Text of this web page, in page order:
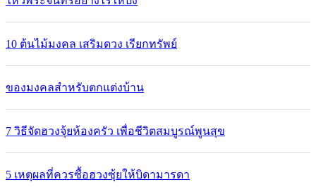
10 ต้นไม้มงคล เสริมดวง เรียกทรัพย์
ของมงคลสำหรับตกแต่งบ้าน
7 วิธีจัดฮวงจุ้ยห้องครัว เพื่อชีวิตสมบูรณ์พูนสุข
5 เหตุผลที่ควรซื้อฮวงซุ้ยให้บิดามารดา